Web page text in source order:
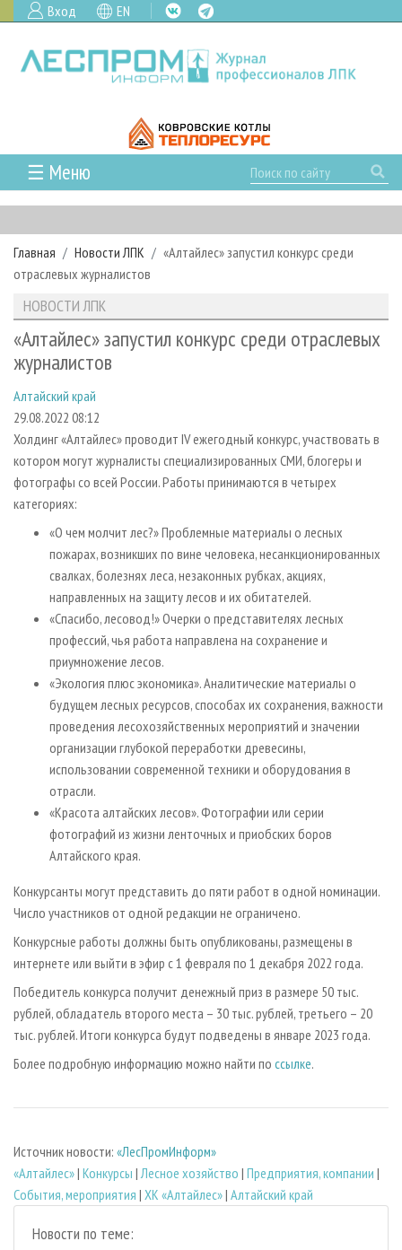
Вход EN
☰ Меню
ГЛАВНАЯ
РУБРИКИ И ТЕМЫ
РУБРИКИ ЖУРНАЛА
ЛЕСОЗАГОТОВКА
ЛЕСОПИЛЕНИЕ
СУШКА ДРЕВЕСИНЫ
ПРОИЗВОДСТВО ДРЕВЕСНЫХ ПЛИТ
ДЕРЕВЯННОЕ ДОМОСТРОЕНИЕ
ПРОИЗВОДСТВО МЕБЕЛИ
БИОЭНЕРГЕТИКА
ЦБП
ИНСТРУМЕНТ И МАТЕРИАЛЫ
НОВОСТИ
НОВОСТИ ЛПК
НОВОСТИ ЖУРНАЛА
ПРОЕКТЫ ЛПИ
АНАЛИТИКА
ПРЕДПРИЯТИЯ ЛПК
ПЕРСОНЫ
МОБИЛЬНЫЕ ВЫСТАВКИ
ОФИЦИАЛЬНЫЕ ДЕЛЕГАЦИИ
ПРИОРИТЕТНЫЕ ИНВЕСТПРОЕКТЫ
RUSSIAN FORESTRY REVIEW
ГАЗЕТА ЛЕСПРОМФОРУМ
БИБЛИОТЕКА СПЕЦИАЛИСТА
АРХИВ
АРХИВ ЖУРНАЛОВ
О ЖУРНАЛЕ
ПОДПИСКА
КОНТАКТЫ
РЕКЛАМОДАТЕЛЯМ
РЕКЛАМА
РЕКЛАМА НА САЙТЕ
Главная Новости ЛПК
«Алтайлес» запустил конкурс среди
отраслевых журналистов
НОВОСТИ ЛПК
«Алтайлес» запустил конкурс среди отраслевых
журналистов
Алтайский край
29.08.2022 08:12
Холдинг «Алтайлес» проводит IV ежегодный конкурс, участвовать в
котором могут журналисты специализированных СМИ, блогеры и
фотографы со всей России. Работы принимаются в четырех
категориях:
«О чем молчит лес?» Проблемные материалы о лесных
пожарах, возникших по вине человека, несанкционированных
свалках, болезнях леса, незаконных рубках, акциях,
направленных на защиту лесов и их обитателей.
«Спасибо, лесовод!» Очерки о представителях лесных
профессий, чья работа направлена на сохранение и
приумножение лесов.
«Экология плюс экономика». Аналитические материалы о
будущем лесных ресурсов, способах их сохранения, важности
проведения лесохозяйственных мероприятий и значении
организации глубокой переработки древесины,
использовании современной техники и оборудования в
отрасли.
«Красота алтайских лесов». Фотографии или серии
фотографий из жизни ленточных и приобских боров
Алтайского края.
Конкурсанты могут представить до пяти работ в одной номинации.
Число участников от одной редакции не ограничено.
Конкурсные работы должны быть опубликованы, размещены в
интернете или выйти в эфир с 1 февраля по 1 декабря 2022 года.
Победитель конкурса получит денежный приз в размере 50 тыс.
рублей, обладатель второго места – 30 тыс. рублей, третьего – 20
тыс. рублей. Итоги конкурса будут подведены в январе 2023 года.
Более подробную информацию можно найти по ссылке.
Источник новости: «ЛесПромИнформ»
«Алтайлес»| Конкурсы |Лесное хозяйство | Предприятия, компании |
События, мероприятия | ХК «Алтайлес»| Алтайский край
Новости по теме: